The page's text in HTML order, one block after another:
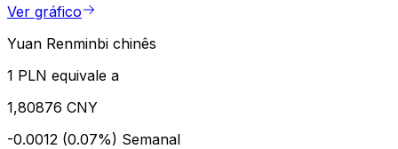
Ver gráfico
Yuan Renminbi chinês
1 PLN equivale a
1,80876 CNY
-0.0012 (0.07%) Semanal